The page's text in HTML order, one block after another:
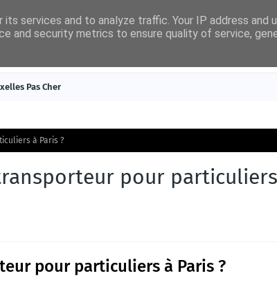
Pas Cher
à Paris ?
pour particuliers
pour particuliers à Paris ?
services and to analyze traffic. Your IP address and
and security metrics to ensure quality of service,